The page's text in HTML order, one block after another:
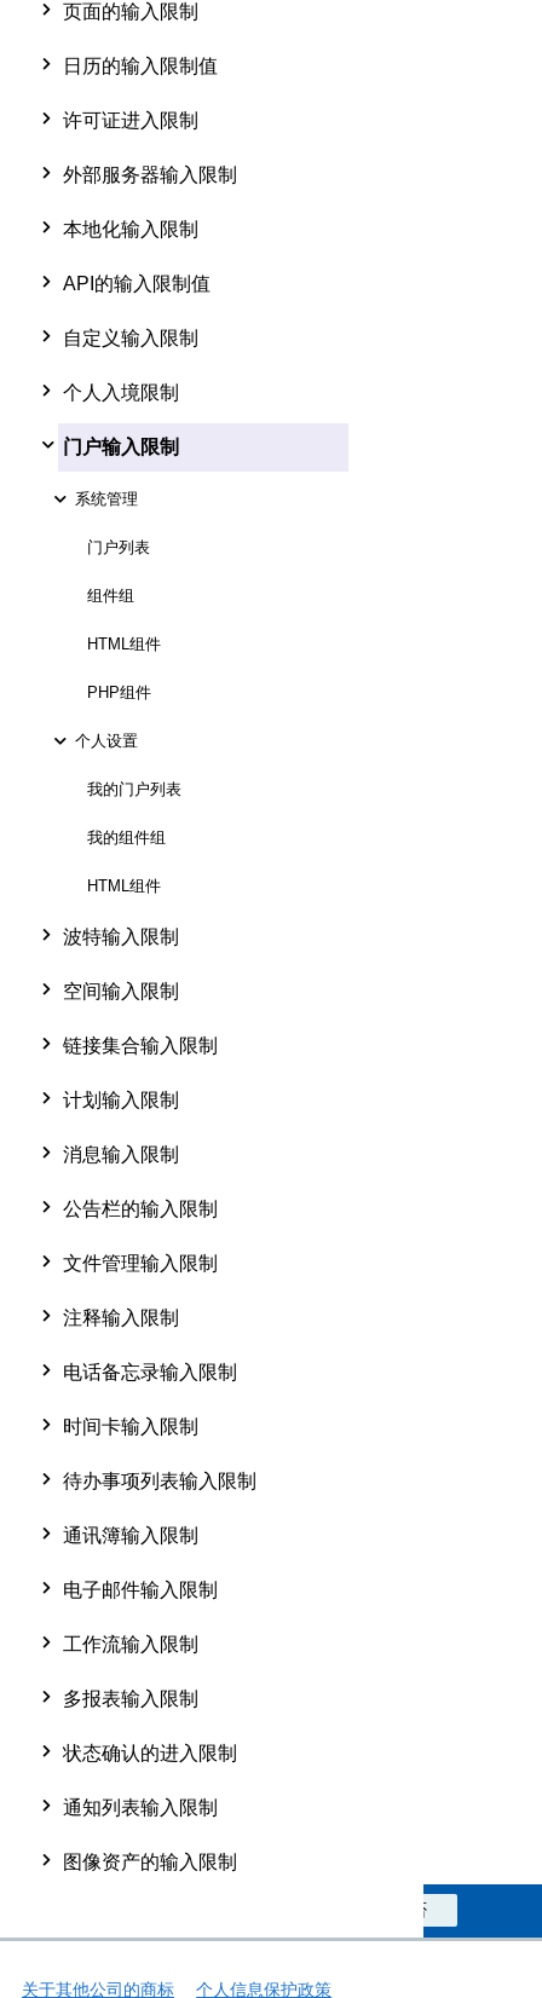
页面的输入限制
日历的输入限制值
许可证进入限制
外部服务器输入限制
本地化输入限制
API的输入限制值
自定义输入限制
个人入境限制
门户输入限制
系统管理
门户列表
组件组
HTML组件
PHP组件
个人设置
我的门户列表
我的组件组
HTML组件
波特输入限制
空间输入限制
链接集合输入限制
计划输入限制
消息输入限制
公告栏的输入限制
文件管理输入限制
注释输入限制
电话备忘录输入限制
时间卡输入限制
待办事项列表输入限制
通讯簿输入限制
电子邮件输入限制
工作流输入限制
多报表输入限制
状态确认的进入限制
通知列表输入限制
图像资产的输入限制
否
关于其他公司的商标 个人信息保护政策